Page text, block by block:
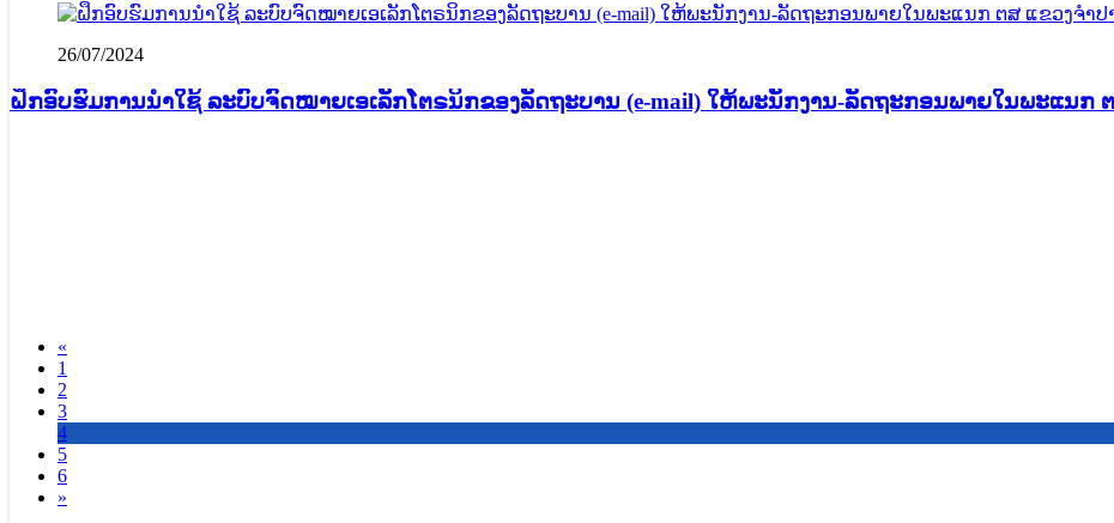
26/07/2024
ຝຶກອົບຮົມການນໍາໃຊ້ ລະບົບຈົດໝາຍເອເລັກໂຕຣນິກຂອງລັດຖະບານ (e-mail) ໃຫ້ພະນັກງານ-ລັດຖະກອນພາຍໃນພະແນກ
«
1
2
3
4
5
6
»